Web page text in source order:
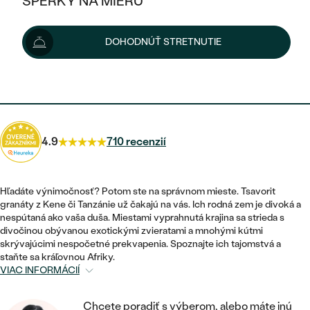
KOMBINOVANÉ ZLATO
PODĽA ŠTÝLU
ETERNITY
VINTAGE
NETRADIČNÉ
POSTRANNÉ DRAHOKAMY
HALO
VINTAGE
SET ZÁSNUBNÉHO PRSTEŇA A
NETRADIČNÉ
ZOSTAVTE SI PRSTEŇ
VÝPREDAJ
ŠPERKY ČO POMÁHAJÚ
PODĽA TYPU
NÁUŠNICE
PRSTENE
PRÍVESKY
NÁRAMKY
SETY
PÁNSKE ŠPERKY
PLATINOVÉ
NAPICHOVACIE
KRUHOVÉ
MINIMALISTICKÉ
VISIACE
SOLITÉR
ZLATÉ
STRIEBORNÉ
PODĽA ŠTÝLU
SOLITÉR
NARODENIE DIEŤAŤA
PERSONALIZOVANÉ
SO ZNAMENÍM ZVEROKRUHU
MINIMALISTICKÉ
VÝPREDAJ
ZLATÉ
STRIEBORNÉ
PODĽA ŠTÝLU
ETERNITY
MINIMALISTICKÉ
DOHODNÚŤ STRETNUTIE
2 105 €
Možnosti doručenia
4.9 710 recenzií
Hľadáte výnimočnosť? Potom ste na správnom mieste. Tsavorit
granáty z Kene či Tanzánie už čakajú na vás. Ich rodná zem je divoká a
nespútaná ako vaša duša. Miestami vyprahnutá krajina sa strieda s
divočinou obývanou exotickými zvieratami a mnohými kútmi
skrývajúcimi nespočetné prekvapenia. Spoznajte ich tajomstvá a
staňte sa kráľovnou Afriky.
VIAC INFORMÁCIÍ
Chcete poradiť s výberom, alebo máte inú